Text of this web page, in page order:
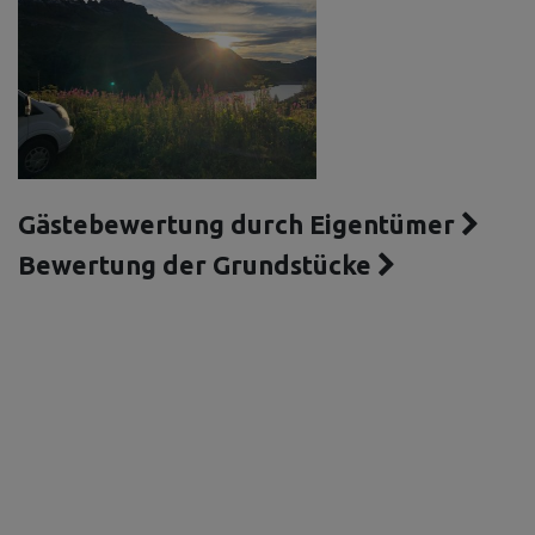
Gästebewertung durch Eigentümer
Bewertung der Grundstücke